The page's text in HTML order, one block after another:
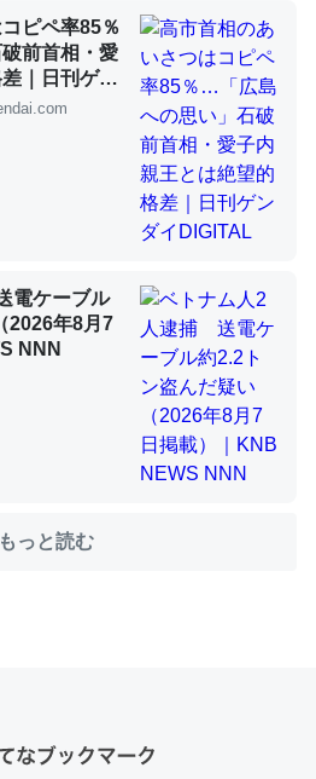
ウムも酸素も不足してて両方に不
るのでは」とあって面白い。海に
・ウミグモ）はカルシウムを使わ
だが、酵素が違うのか？
虫学の大問題＝「昆虫はなぜ海にいな
シウムを大量に使う脊椎動物と貝
腹足類だと殻を無くしてナメク
。
虫学の大問題＝「昆虫はなぜ海にいな
ピペ率85％
前首相・愛
｜日刊ゲン
電ケーブル
2026年8月7
NNN
もっと読む